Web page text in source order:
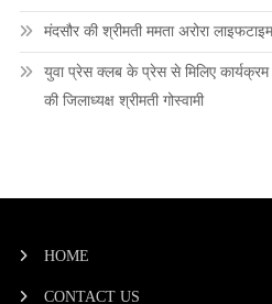
मंदसौर की श्रीमती ममता अरोरा
युवा प्रेस क्लब के प्रेस से मिलिए कार्यक्रम
की जिलाध्यक्ष श्रीमती गोस्वामी
HOME
CONTACT US